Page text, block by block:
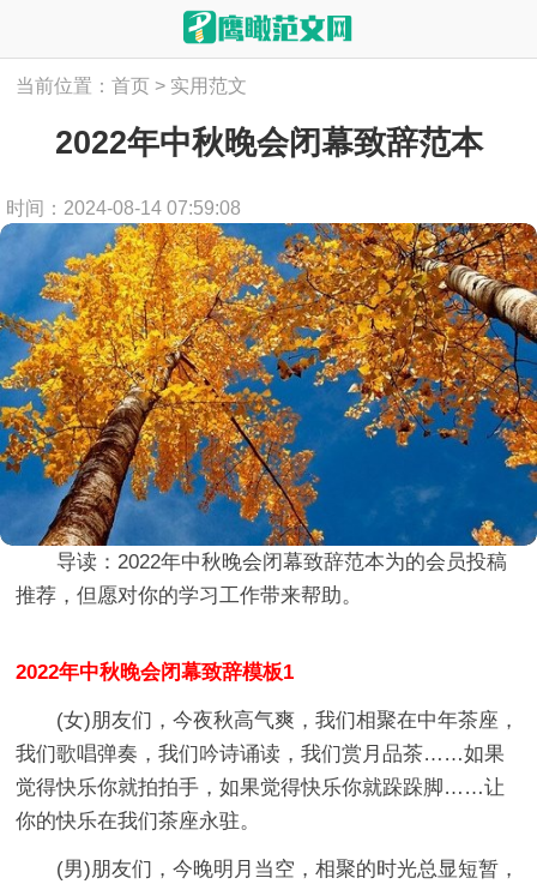
当前位置：首页 > 实用范文
2022年中秋晚会闭幕致辞范本
时间：2024-08-14 07:59:08
导读： 2022年中秋晚会闭幕致辞范本为的会员投稿
推荐，但愿对你的学习工作带来帮助。
2022年中秋晚会闭幕致辞模板1
(女)朋友们，今夜秋高气爽，我们相聚在中年茶座，
我们歌唱弹奏，我们吟诗诵读，我们赏月品茶……如果
觉得快乐你就拍拍手，如果觉得快乐你就跺跺脚……让
你的快乐在我们茶座永驻。
(男)朋友们，今晚明月当空，相聚的时光总显短暂，